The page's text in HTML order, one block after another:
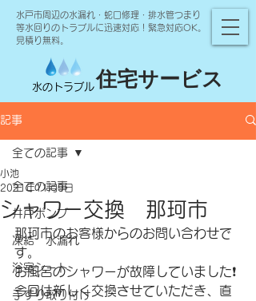
水戸市周辺の水漏れ・蛇口修理・排水管つまり
等水回りのトラブルに迅速対応！緊急対応OK。
見積り無料。
水のトラブル住宅サービス
記事
全ての記事
井戸ポンプ
凍結 水漏れ
浴室シート
手すり取り付け
全ての記事
シャワー交換 那珂市
小池
2021年11月9日
那珂市のお客様からのお問い合わせで
す。
お風呂のシャワーが故障していました❗️
今回は新しく交換させていただき、直